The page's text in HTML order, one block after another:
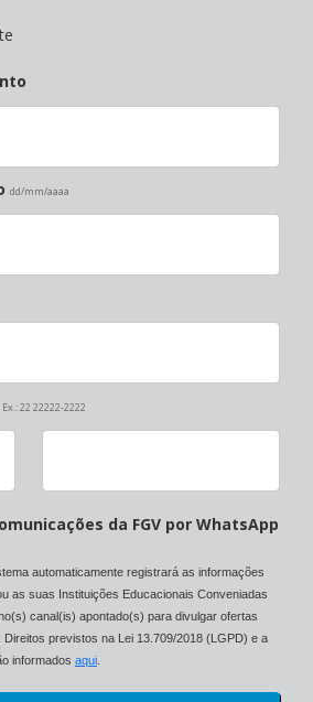
dd/mm/aaaa
Ex.: 22 22222-2222
da FGV por WhatsApp
automaticamente registrará as informações
as suas Instituições Educacionais Conveniadas
canal(is) apontado(s) para divulgar ofertas
previstos na Lei 13.709/2018 (LGPD) e a
informados aqui